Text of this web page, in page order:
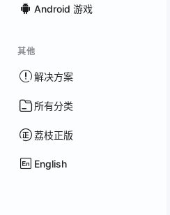
Android 游戏
其他
解决方案
所有分类
荔枝正版
English